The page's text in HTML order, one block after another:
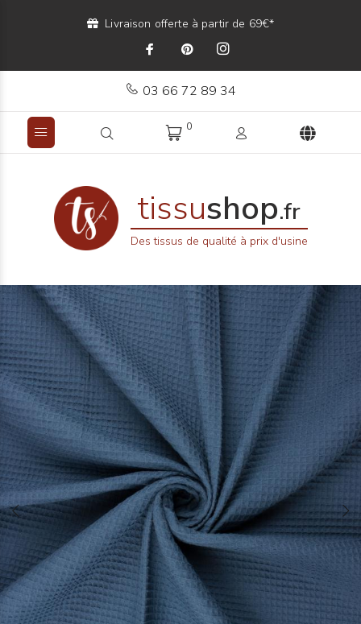
Livraison offerte à partir de 69€*
03 66 72 89 34
0
tissushop.fr
Des tissus de qualité à prix d'usine